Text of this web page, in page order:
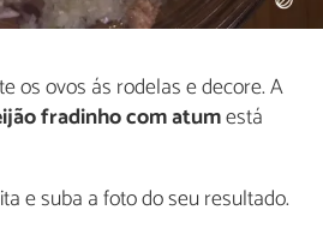
os ovos ás rodelas e decore. A
fradinho com atumestá
e suba a foto do seu resultado.